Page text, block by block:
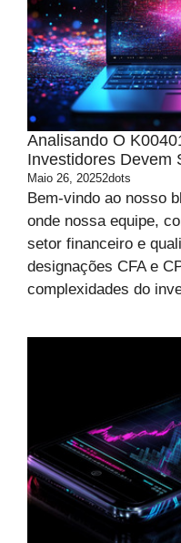
Analisando O
Investidores Devem
Maio 26, 20252dots
Bem-vindo ao nosso
onde nossa equipe,
setor financeiro e
designações CFA e
complexidades do